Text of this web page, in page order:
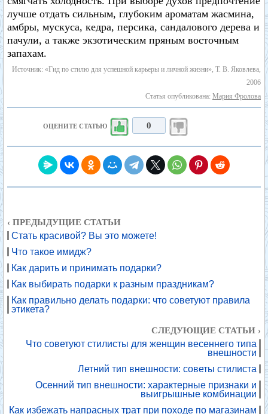
лучше отдать сильным, глубоким ароматам жасмина,
амбры, мускуса, кедра, персика, сандалового дерева и
пачули, а также экзотическим пряным восточным
запахам.
Источник: «Гид по стилю для успешной карьеры и личной жизни», Т. В. Яковлева,
2006
Статья опубликована: Мария Фролова
ОЦЕНИТЕ СТАТЬЮ 0
‹ ПРЕДЫДУЩИЕ СТАТЬИ
Стать красивой? Вы это можете!
Что такое имидж?
Как дарить и принимать подарки?
Как выбирать подарки к разным праздникам?
Как правильно делать подарки: что советуют правила
этикета?
СЛЕДУЮЩИЕ СТАТЬИ ›
Что советуют стилисты для женщин весеннего типа
внешности
Летний тип внешности: советы стилиста
Осенний тип внешности: характерные признаки и
выигрышные комбинации
Как избежать напрасных трат при походе по магазинам